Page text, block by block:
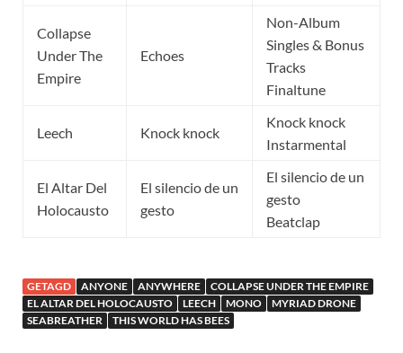
Collapse
Under The
Empire
Echoes
Non-Album
Singles & Bonus
Tracks
Finaltune
Leech Knock knock
Knock knock
Instarmental
El Altar Del
Holocausto
El silencio de un
gesto
El silencio de un
gesto
Beatclap
GETAGD ANYONE ANYWHERE
COLLAPSE UNDER THE EMPIRE
EL ALTAR DEL HOLOCAUSTO
LEECH MONO
MYRIAD DRONE
SEABREATHER
THIS WORLD HAS BEES